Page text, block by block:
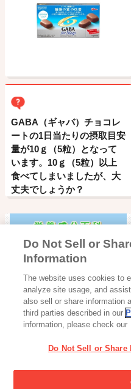
GABA（ギャバ）チョコレ
ートの1日当たりの摂取目安
量が10ｇ（5粒）となって
います。10ｇ（5粒）以上
食べてしまいましたが、大
丈夫でしょうか？
栄養成分百科
ビッテの名前の由来はなん
Do Not Sell or
Information
The website uses cookies to
analyze site usage, and
also sell or share information
third parties described in our
information, please check our
Do Not Sell or